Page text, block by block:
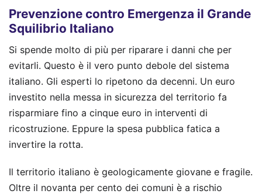
Prevenzione contro Emergenza il Grande
Squilibrio Italiano
Si spende molto di più per riparare i danni che per
evitarli. Questo è il vero punto debole del sistema
italiano. Gli esperti lo ripetono da decenni. Un euro
investito nella messa in sicurezza del territorio fa
risparmiare fino a cinque euro in interventi di
ricostruzione. Eppure la spesa pubblica fatica a
invertire la rotta.
Il territorio italiano è geologicamente giovane e fragile.
Oltre il novanta per cento dei comuni è a rischio